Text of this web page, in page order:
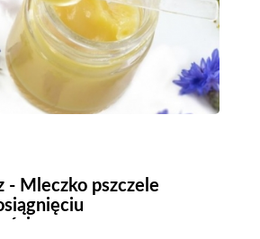
- Mleczko pszczele